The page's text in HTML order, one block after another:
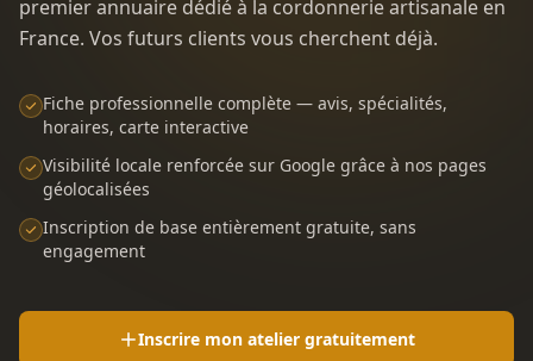
premier annuaire dédié à la cordonnerie artisanale en
France. Vos futurs clients vous cherchent déjà.
Fiche professionnelle complète — avis, spécialités,
horaires, carte interactive
Visibilité locale renforcée sur Google grâce à nos pages
géolocalisées
Inscription de base entièrement gratuite, sans
engagement
Inscrire mon atelier gratuitement